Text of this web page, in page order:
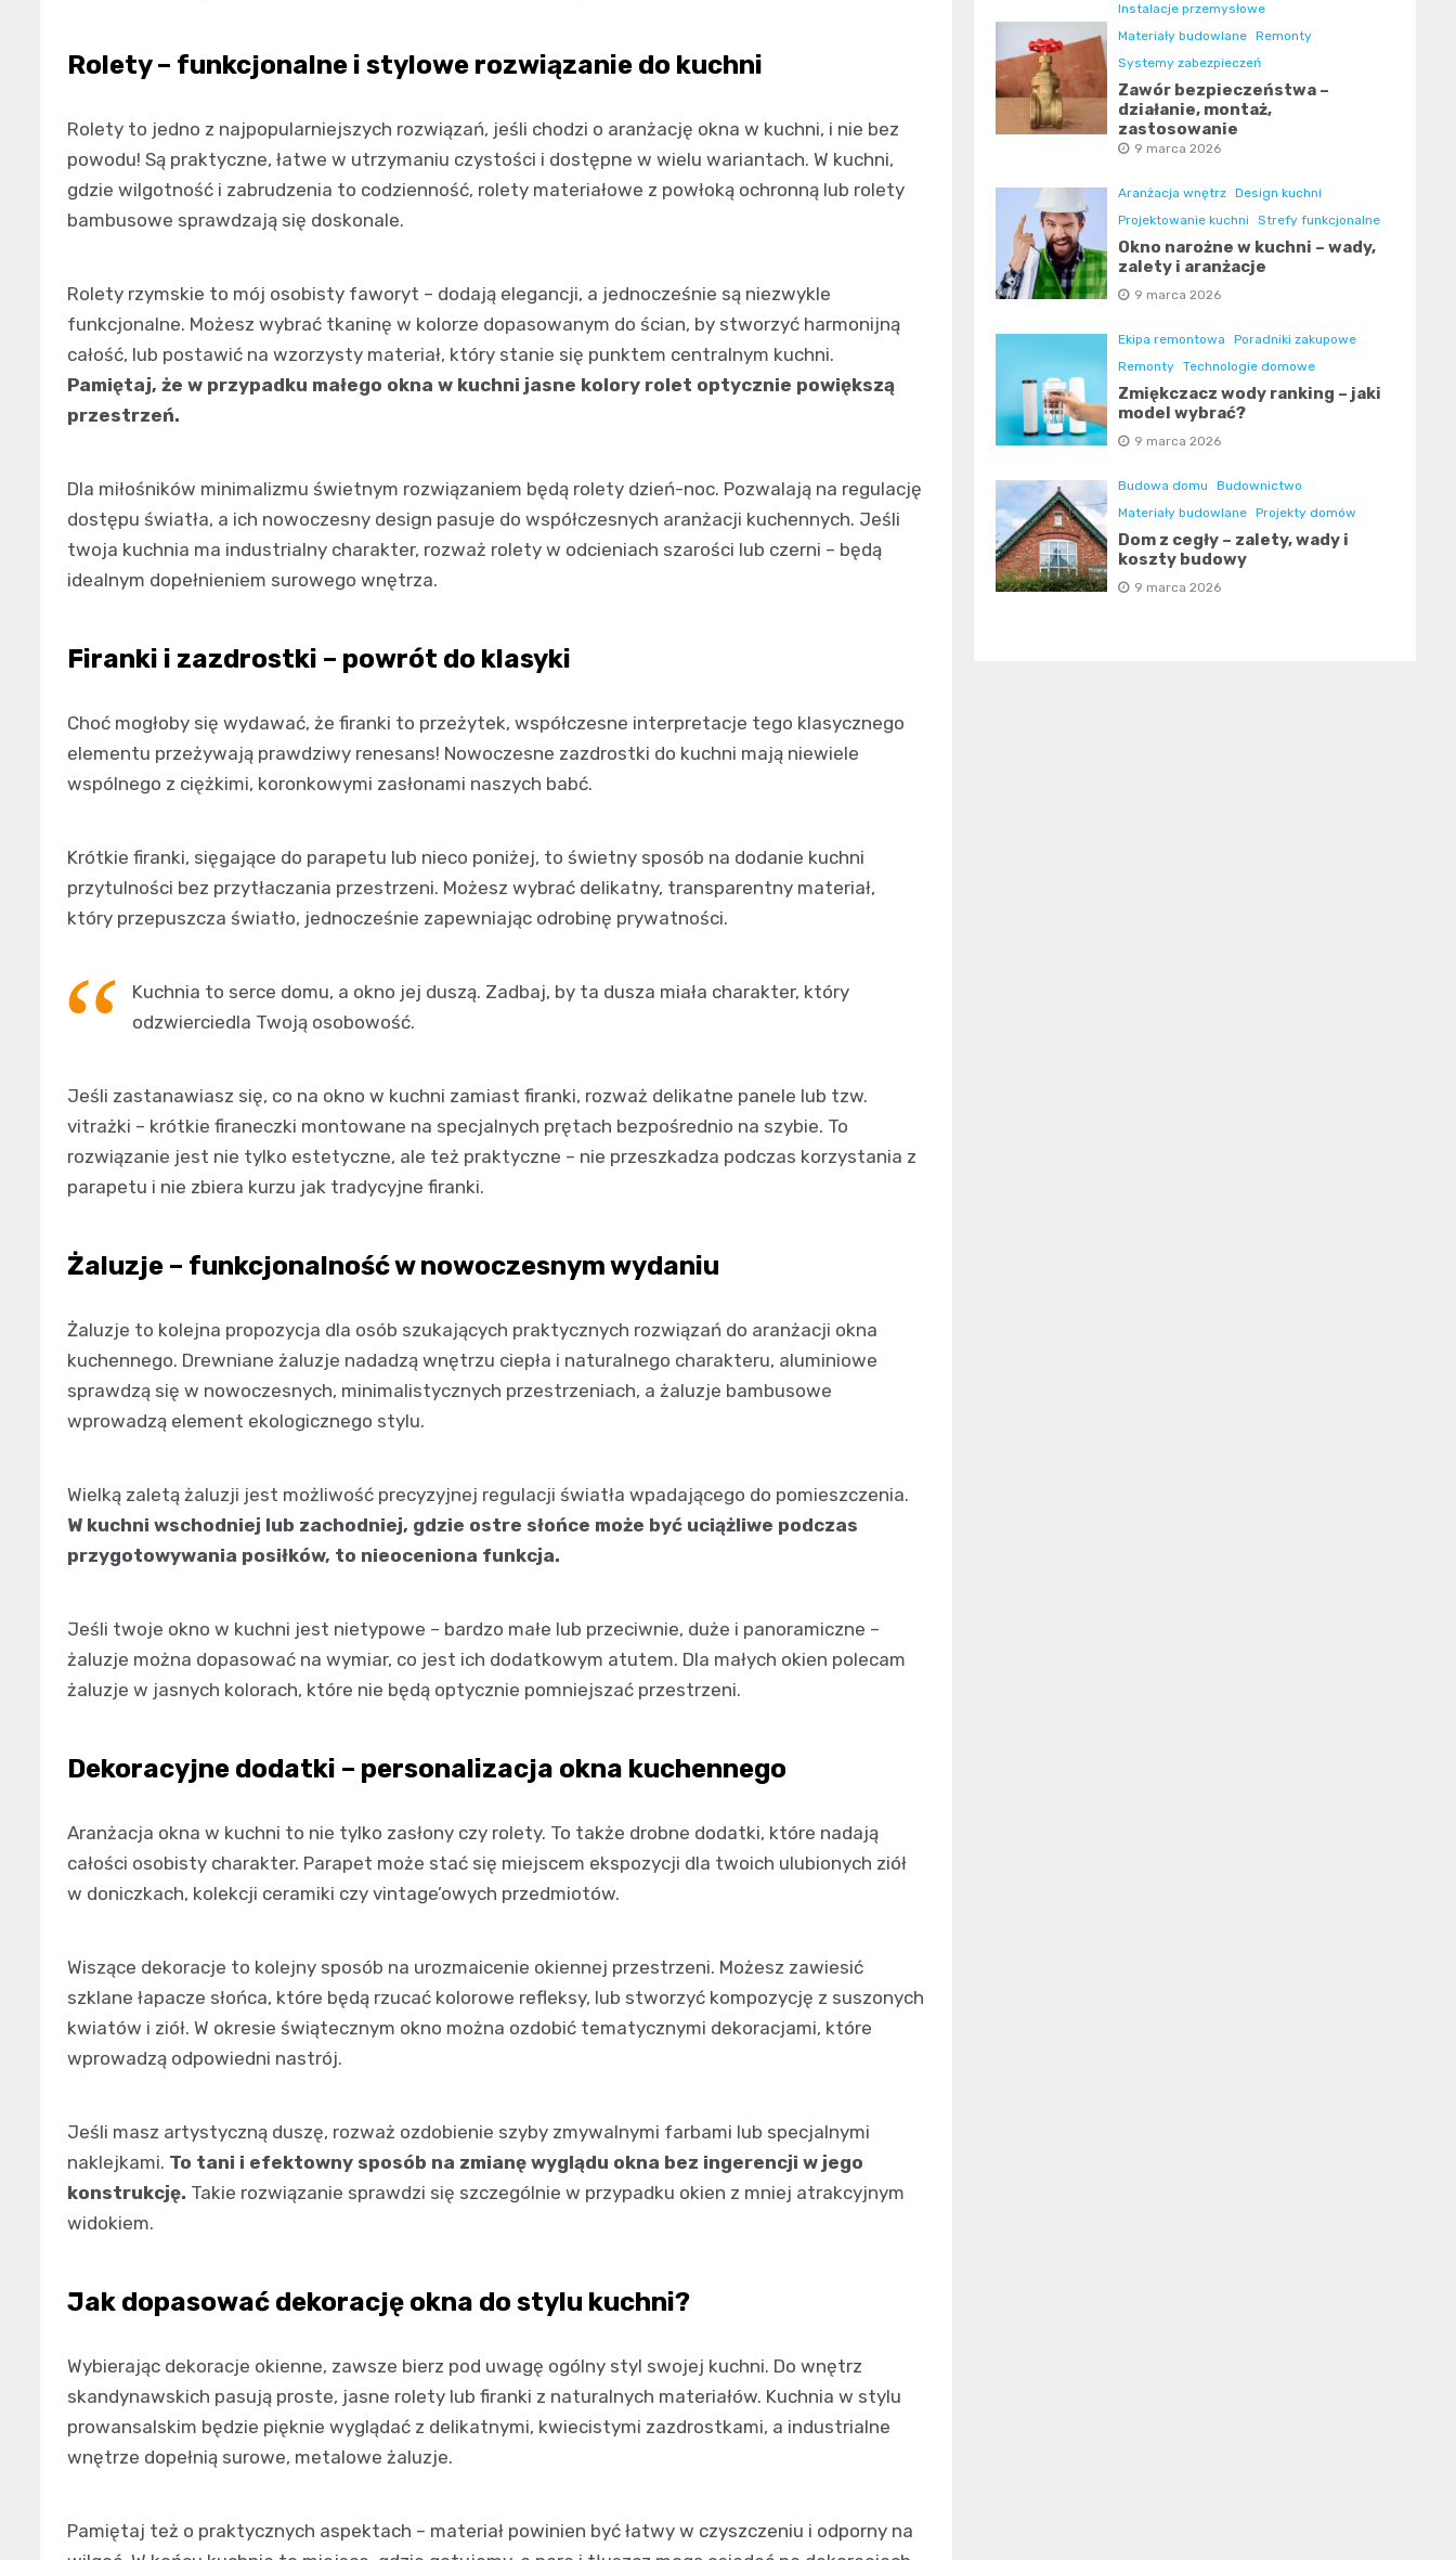
Rolety – funkcjonalne i stylowe rozwiązanie do kuchni
Rolety to jedno z najpopularniejszych rozwiązań, jeśli chodzi o aranżację okna w kuchni, i nie bez
powodu! Są praktyczne, łatwe w utrzymaniu czystości i dostępne w wielu wariantach. W kuchni,
gdzie wilgotność i zabrudzenia to codzienność, rolety materiałowe z powłoką ochronną lub rolety
bambusowe sprawdzają się doskonale.
Rolety rzymskie to mój osobisty faworyt – dodają elegancji, a jednocześnie są niezwykle
funkcjonalne. Możesz wybrać tkaninę w kolorze dopasowanym do ścian, by stworzyć harmonijną
całość, lub postawić na wzorzysty materiał, który stanie się punktem centralnym kuchni.
Pamiętaj, że w przypadku małego okna w kuchni jasne kolory rolet optycznie powiększą
przestrzeń.
Dla miłośników minimalizmu świetnym rozwiązaniem będą rolety dzień-noc. Pozwalają na regulację
dostępu światła, a ich nowoczesny design pasuje do współczesnych aranżacji kuchennych. Jeśli
twoja kuchnia ma industrialny charakter, rozważ rolety w odcieniach szarości lub czerni – będą
idealnym dopełnieniem surowego wnętrza.
Firanki i zazdrostki – powrót do klasyki
Choć mogłoby się wydawać, że firanki to przeżytek, współczesne interpretacje tego klasycznego
elementu przeżywają prawdziwy renesans! Nowoczesne zazdrostki do kuchni mają niewiele
wspólnego z ciężkimi, koronkowymi zasłonami naszych babć.
Krótkie firanki, sięgające do parapetu lub nieco poniżej, to świetny sposób na dodanie kuchni
przytulności bez przytłaczania przestrzeni. Możesz wybrać delikatny, transparentny materiał,
który przepuszcza światło, jednocześnie zapewniając odrobinę prywatności.
Kuchnia to serce domu, a okno jej duszą. Zadbaj, by ta dusza miała charakter, który
odzwierciedla Twoją osobowość.
Jeśli zastanawiasz się, co na okno w kuchni zamiast firanki, rozważ delikatne panele lub tzw.
vitrażki – krótkie firaneczki montowane na specjalnych prętach bezpośrednio na szybie. To
rozwiązanie jest nie tylko estetyczne, ale też praktyczne – nie przeszkadza podczas korzystania z
parapetu i nie zbiera kurzu jak tradycyjne firanki.
Żaluzje – funkcjonalność w nowoczesnym wydaniu
Żaluzje to kolejna propozycja dla osób szukających praktycznych rozwiązań do aranżacji okna
kuchennego. Drewniane żaluzje nadadzą wnętrzu ciepła i naturalnego charakteru, aluminiowe
sprawdzą się w nowoczesnych, minimalistycznych przestrzeniach, a żaluzje bambusowe
wprowadzą element ekologicznego stylu.
Wielką zaletą żaluzji jest możliwość precyzyjnej regulacji światła wpadającego do pomieszczenia.
W kuchni wschodniej lub zachodniej, gdzie ostre słońce może być uciążliwe podczas
przygotowywania posiłków, to nieoceniona funkcja.
Jeśli twoje okno w kuchni jest nietypowe – bardzo małe lub przeciwnie, duże i panoramiczne –
żaluzje można dopasować na wymiar, co jest ich dodatkowym atutem. Dla małych okien polecam
żaluzje w jasnych kolorach, które nie będą optycznie pomniejszać przestrzeni.
Dekoracyjne dodatki – personalizacja okna kuchennego
Aranżacja okna w kuchni to nie tylko zasłony czy rolety. To także drobne dodatki, które nadają
całości osobisty charakter. Parapet może stać się miejscem ekspozycji dla twoich ulubionych ziół
w doniczkach, kolekcji ceramiki czy vintage’owych przedmiotów.
Wiszące dekoracje to kolejny sposób na urozmaicenie okiennej przestrzeni. Możesz zawiesić
szklane łapacze słońca, które będą rzucać kolorowe refleksy, lub stworzyć kompozycję z suszonych
kwiatów i ziół. W okresie świątecznym okno można ozdobić tematycznymi dekoracjami, które
wprowadzą odpowiedni nastrój.
Jeśli masz artystyczną duszę, rozważ ozdobienie szyby zmywalnymi farbami lub specjalnymi
naklejkami. To tani i efektowny sposób na zmianę wyglądu okna bez ingerencji w jego
konstrukcję. Takie rozwiązanie sprawdzi się szczególnie w przypadku okien z mniej atrakcyjnym
widokiem.
Jak dopasować dekorację okna do stylu kuchni?
Wybierając dekoracje okienne, zawsze bierz pod uwagę ogólny styl swojej kuchni. Do wnętrz
skandynawskich pasują proste, jasne rolety lub firanki z naturalnych materiałów. Kuchnia w stylu
prowansalskim będzie pięknie wyglądać z delikatnymi, kwiecistymi zazdrostkami, a industrialne
wnętrze dopełnią surowe, metalowe żaluzje.
Pamiętaj też o praktycznych aspektach – materiał powinien być łatwy w czyszczeniu i odporny na
Instalacje przemysłowe
Materiały budowlane Remonty
Systemy zabezpieczeń
Zawór bezpieczeństwa –
działanie, montaż,
zastosowanie
9 marca 2026
Aranżacja wnętrz Design kuchni
Projektowanie kuchni
Strefy funkcjonalne
Okno narożne w kuchni – wady,
zalety i aranżacje
9 marca 2026
Ekipa remontowa
Poradniki zakupowe
Remonty Technologie domowe
Zmiękczacz wody ranking – jaki
model wybrać?
9 marca 2026
Budowa domu
Budownictwo
Materiały budowlane Projekty domów
Dom z cegły – zalety, wady i
koszty budowy
9 marca 2026